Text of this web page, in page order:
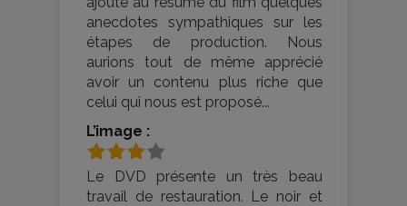
anecdotes sympathiques sur les
étapes de production. Nous
aurions tout de même apprécié
avoir un contenu plus riche que
celui qui nous est proposé...
L’image :
Le DVD présente un très beau
travail de restauration. Le noir et